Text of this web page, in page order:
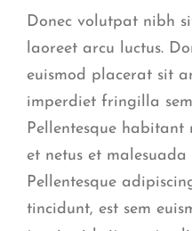
Donec volutpat nibh
laoreet arcu luctus.
euismod placerat sit
imperdiet fringilla
Pellentesque habitant
et netus et
Pellentesque
tincidunt, est sem